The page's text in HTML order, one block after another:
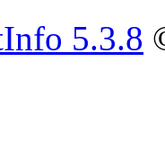
5.3.8